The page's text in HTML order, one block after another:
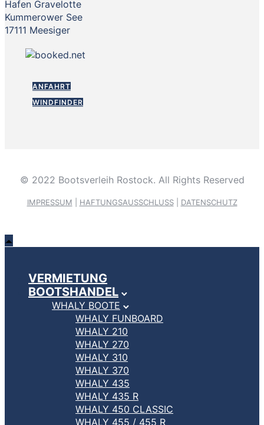
Hafen Gravelotte
Kummerower See
17111 Meesiger
ANFAHRT
WINDFINDER
© 2022 Bootsverleih Rostock. All Rights Reserved
IMPRESSUM HAFTUNGSAUSSCHLUSS| DATENSCHUTZ
VERMIETUNG
BOOTSHANDEL
WHALY BOOTE
WHALY FUNBOARD
WHALY 210
WHALY 270
WHALY 310
WHALY 370
WHALY 435
WHALY 435 R
WHALY 450 CLASSIC
WHALY 455 / 455 R